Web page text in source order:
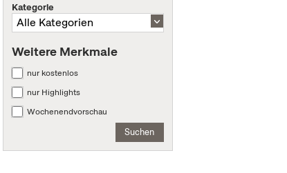
Kategorie
Weitere Merkmale
nur kostenlos
nur Highlights
Wochenendvorschau
Suchen